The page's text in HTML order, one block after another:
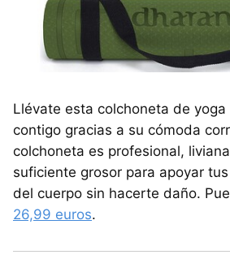
Llévate esta colchoneta de
contigo gracias a su cómoda
colchoneta es profesional,
suficiente grosor para apoyar
del cuerpo sin hacerte daño.
26,99 euros.